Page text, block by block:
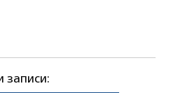
записи: